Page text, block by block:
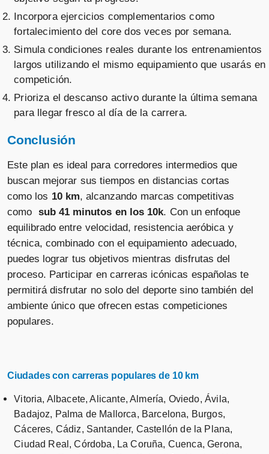
Incorpora ejercicios complementarios como
fortalecimiento del core dos veces por semana.
Simula condiciones reales durante los entrenamientos
largos utilizando el mismo equipamiento que usarás en
competición.
Prioriza el descanso activo durante la última semana
para llegar fresco al día de la carrera.
Conclusión
Este plan es ideal para corredores intermedios que
buscan mejorar sus tiempos en distancias cortas
como los 10 km, alcanzando marcas competitivas
como sub 41 minutos en los 10k. Con un enfoque
equilibrado entre velocidad, resistencia aeróbica y
técnica, combinado con el equipamiento adecuado,
puedes lograr tus objetivos mientras disfrutas del
proceso. Participar en carreras icónicas españolas te
permitirá disfrutar no solo del deporte sino también del
ambiente único que ofrecen estas competiciones
populares.
Ciudades con carreras populares de 10 km
Vitoria, Albacete, Alicante, Almería, Oviedo, Ávila,
Badajoz, Palma de Mallorca, Barcelona, Burgos,
Cáceres, Cádiz, Santander, Castellón de la Plana,
Ciudad Real, Córdoba, La Coruña, Cuenca, Gerona,